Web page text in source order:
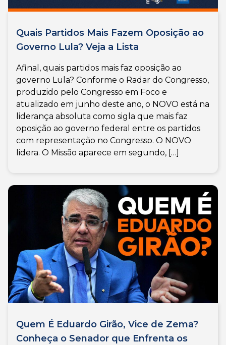
Quais Partidos Mais Fazem Oposição ao
Governo Lula? Veja a Lista
Afinal, quais partidos mais faz oposição ao
governo Lula? Conforme o Radar do Congresso,
produzido pelo Congresso em Foco e
atualizado em junho deste ano, o NOVO está na
liderança absoluta como sigla que mais faz
oposição ao governo federal entre os partidos
com representação no Congresso. O NOVO
lidera. O Missão aparece em segundo, […]
Quem É Eduardo Girão, Vice de Zema?
Conheça o Senador que Enfrenta os